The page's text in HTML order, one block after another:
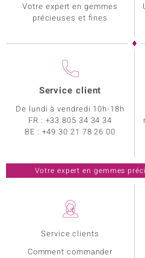
Service clients
Comment commander
Votre expert en gemmes
précieuses et fines
Service client
De lundi à vendredi 10h-18h
FR : +33 805 34 34 34
BE : +49 30 21 78 26 00
Votre expert en gemmes